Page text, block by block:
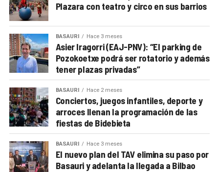
Plazara con teatro y circo en sus barrios
BASAURI Hace 3 meses
Asier Iragorri (EAJ-PNV): “El parking de
Pozokoetxe podrá ser rotatorio y además
tener plazas privadas”
BASAURI Hace 2 meses
Conciertos, juegos infantiles, deporte y
arroces llenan la programación de las
fiestas de Bidebieta
BASAURI Hace 3 meses
El nuevo plan del TAV elimina su paso por
Basauri y adelanta la llegada a Bilbao